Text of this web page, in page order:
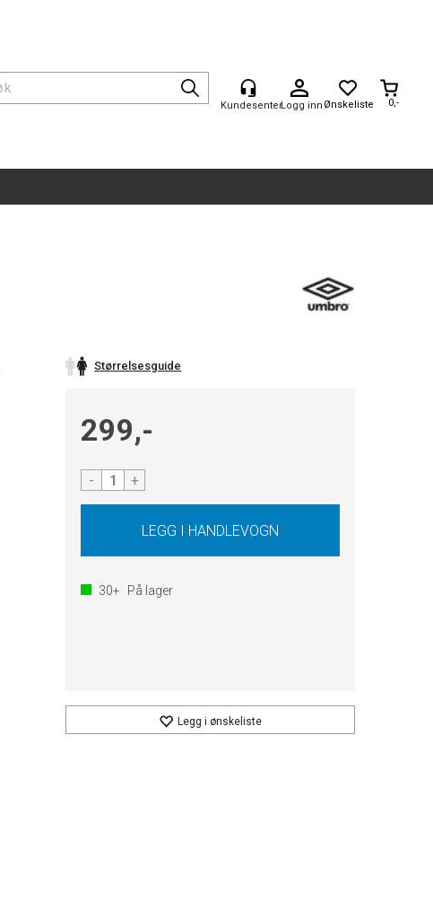
Logg inn 0,-
Størrelsesguide
299,-
- +
30+ På lager
Legg i ønskeliste